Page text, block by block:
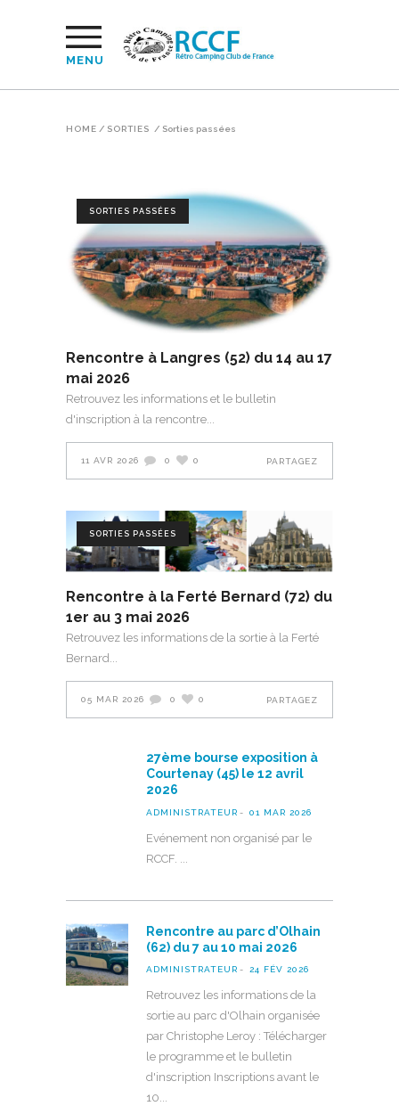
MENU
HOME / SORTIES / Sorties passées
SORTIES PASSÉES
Rencontre à Langres (52) du 14 au 17
mai 2026
Retrouvez les informations et le bulletin
d'inscription à la rencontre
11 AVR 2026 0 0 PARTAGEZ
SORTIES PASSÉES
Rencontre à la Ferté Bernard (72) du
1er au 3 mai 2026
Retrouvez les informations de la sortie à la Ferté
Bernard
05 MAR 2026 0 0 PARTAGEZ
27ème bourse exposition à
Courtenay (45) le 12 avril
2026
ADMINISTRATEUR 01 MAR 2026
Evénement non organisé par le
RCCF.
Rencontre au parc d’Olhain
(62) du 7 au 10 mai 2026
ADMINISTRATEUR 24 FÉV 2026
Retrouvez les informations de la
sortie au parc d'Olhain organisée
par Christophe Leroy : Télécharger
le programme et le bulletin
d'inscription Inscriptions avant le
10